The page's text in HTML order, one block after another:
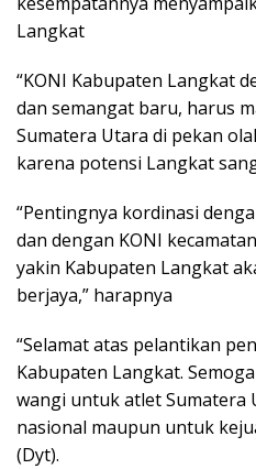
Langkat
“KONI Kabupaten Langkat
dan semangat baru, harus
Sumatera Utara di pekan
karena potensi Langkat
“Pentingnya kordinasi
dan dengan KONI
yakin Kabupaten Langkat
berjaya,” harapnya
“Selamat atas pelantikan
Kabupaten Langkat.
wangi untuk atlet Sumatera
nasional maupun untuk
(Dyt).